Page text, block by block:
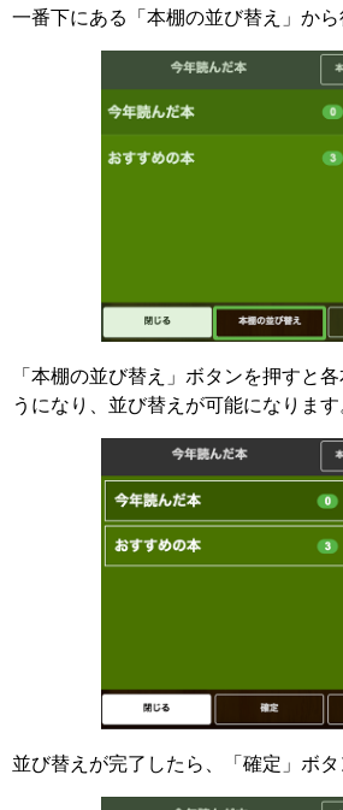
一番下にある「本棚の並び替え」から
「本棚の並び替え」ボタンを押すと
うになり、並び替えが可能になります
並び替えが完了したら、「確定」ボタ